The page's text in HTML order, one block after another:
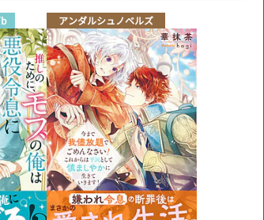
アンダルシュノベルズ